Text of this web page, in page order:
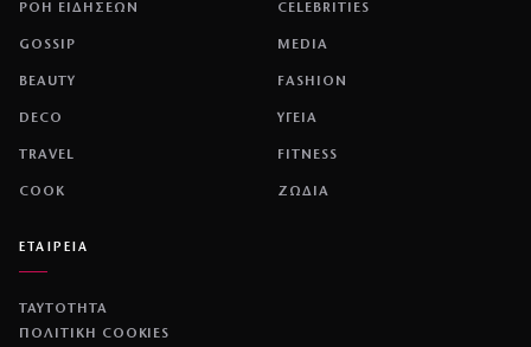
ΡΟΗ ΕΙΔΗΣΕΩΝ CELEBRITIES
GOSSIP MEDIA
BEAUTY FASHION
DECO ΥΓΕΙΑ
TRAVEL FITNESS
COOK ΖΩΔΙΑ
ΕΤΑΙΡΕΙΑ
ΤΑΥΤΟΤΗΤΑ
ΠΟΛΙΤΙΚΉ COOKIES